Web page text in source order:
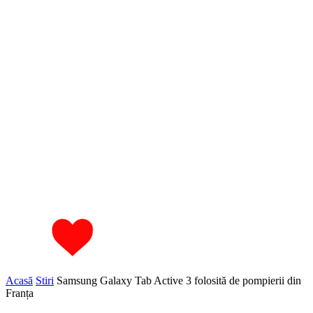
Acasă Stiri Samsung Galaxy Tab Active 3 folosită de pompierii din
Franța